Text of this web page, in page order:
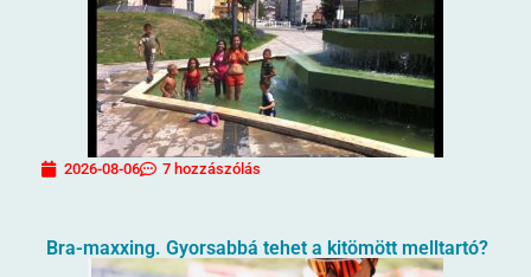
2026-08-06 7 hozzászólás
Bra-maxxing. Gyorsabbá tehet a kitömött melltartó?